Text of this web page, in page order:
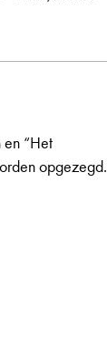
“Het
opgezegd.